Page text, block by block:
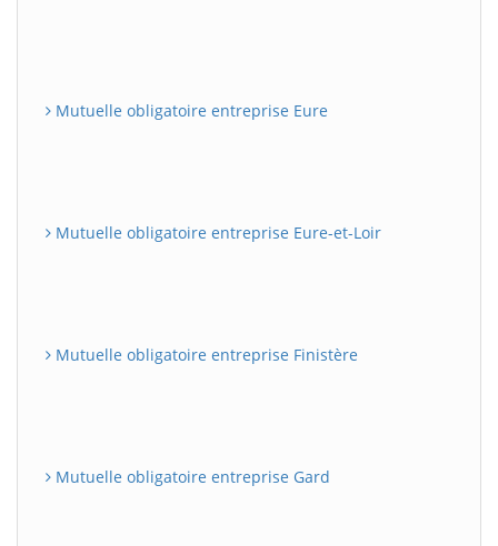
Mutuelle obligatoire entreprise Eure
Mutuelle obligatoire entreprise Eure-et-Loir
Mutuelle obligatoire entreprise Finistère
Mutuelle obligatoire entreprise Gard